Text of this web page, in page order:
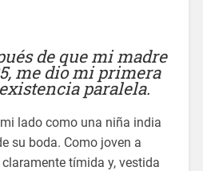
de que mi madre
me dio mi primera
paralela.
lado como una niña india
su boda. Como joven a
tímida y, vestida